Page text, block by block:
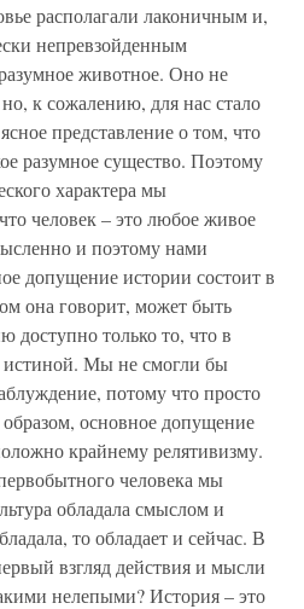
располагали лаконичным и,
непревзойденным
животное. Оно не
к сожалению, для нас стало
представление о том, что
разумное существо. Поэтому
характера мы
человек – это любое живое
и поэтому нами
допущение истории состоит в
она говорит, может быть
только то, что в
истиной. Мы не смогли бы
потому что просто
основное допущение
крайнему релятивизму.
человека мы
обладала смыслом и
то обладает и сейчас. В
взгляд действия и мысли
нелепыми? История – это